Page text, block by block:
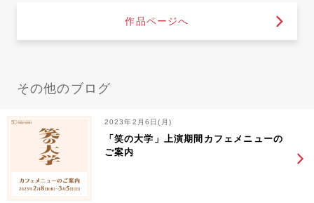
作品ページへ
その他のブログ
2023年2月6日(月)
「笑の大学」上演期間カフェメニューの
ご案内